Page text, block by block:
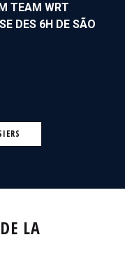
TEAM WRT
DES 6H DE SÃO
LA